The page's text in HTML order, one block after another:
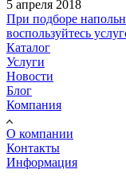
5 апреля 2018
При подборе
воспользуйтесь
Каталог
Услуги
Новости
Блог
Компания
О компании
Контакты
Информация